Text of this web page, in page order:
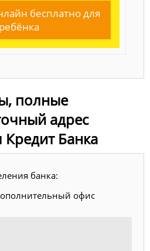
бесплатно для
ребёнка
полные
адрес
Банка
банка:
офис